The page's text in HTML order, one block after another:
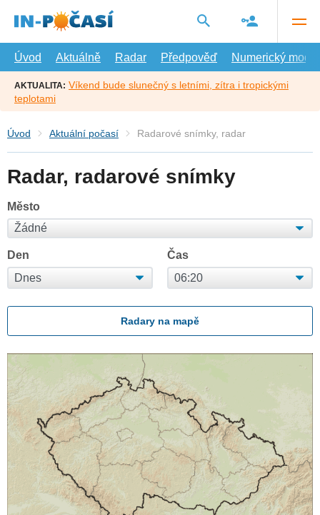
hlavní
Úvod
Aktuálně Radar Předpověď Numerický model
AKTUALITA: Víkend bude slunečný s letními, zítra i tropickými
teplotami
Úvod Aktuální počasí Radarové snímky, radar
Radar, radarové snímky
Město
Den Čas
Radary na mapě